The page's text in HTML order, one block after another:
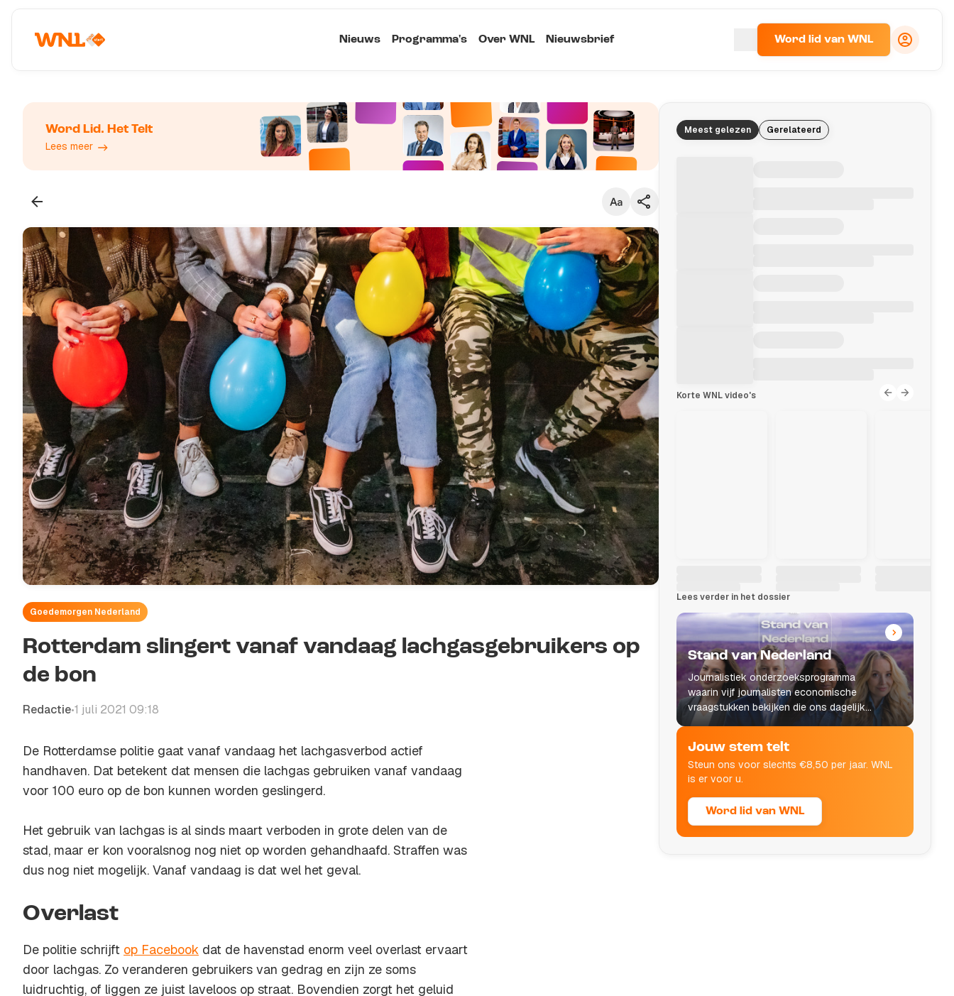
Nieuws Programma's Over WNL Nieuwsbrief Word lid van WNL
Word Lid. Het Telt
Lees meer
Klein
Standaard
Groot
Kopieer link
Goedemorgen Nederland
Rotterdam slingert vanaf vandaag lachgasgebruikers op
de bon
Redactie•1 juli 2021 09:18
De Rotterdamse politie gaat vanaf vandaag het lachgasverbod actief
handhaven. Dat betekent dat mensen die lachgas gebruiken vanaf vandaag
voor 100 euro op de bon kunnen worden geslingerd.
Het gebruik van lachgas is al sinds maart verboden in grote delen van de
stad, maar er kon vooralsnog nog niet op worden gehandhaafd. Straffen was
dus nog niet mogelijk. Vanaf vandaag is dat wel het geval.
Overlast
De politie schrijft op Facebook dat de havenstad enorm veel overlast ervaart
door lachgas. Zo veranderen gebruikers van gedrag en zijn ze soms
luidruchtig, of liggen ze juist laveloos op straat. Bovendien zorgt het geluid
Meest gelezen Gerelateerd
Korte WNL video's
Lees verder in het dossier
Stand van Nederland
Journalistiek onderzoeksprogramma
waarin vijf journalisten economische
vraagstukken bekijken die ons dagelijks
leven raken.
Jouw stem telt
Steun ons voor slechts €8,50 per jaar. WNL
is er voor u.
Word lid van WNL